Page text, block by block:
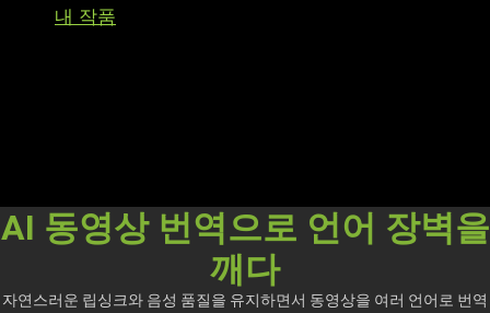
내 작품
AI 동영상 번역으로 언어 장벽을
깨다
자연스러운 립싱크와 음성 품질을 유지하면서 동영상을 여러 언어로 번역